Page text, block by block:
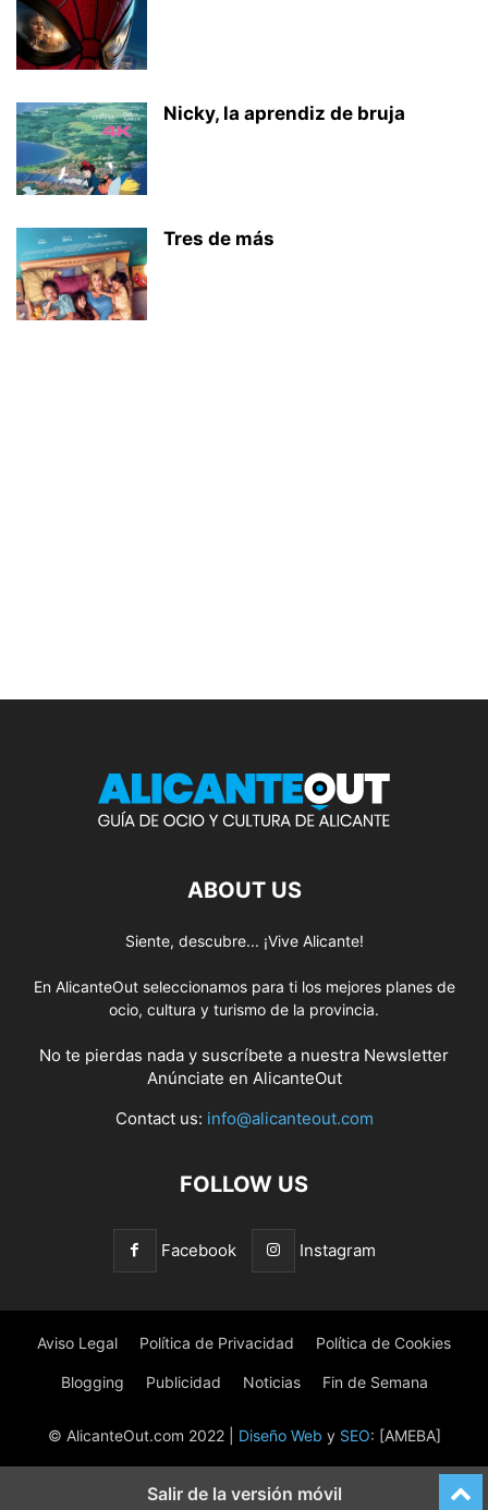
Nicky, la aprendiz de bruja
Tres de más
ABOUT US
Siente, descubre... ¡Vive Alicante!
En AlicanteOut seleccionamos para ti los mejores planes de
ocio, cultura y turismo de la provincia.
No te pierdas nada y suscríbete a nuestra Newsletter
Anúnciate en AlicanteOut
Contact us: info@alicanteout.com
FOLLOW US
Facebook Instagram
Aviso Legal Política de Privacidad Política de Cookies
Blogging Publicidad Noticias Fin de Semana
© AlicanteOut.com 2022 | Diseño Web y SEO: [AMEBA]
Salir de la versión móvil